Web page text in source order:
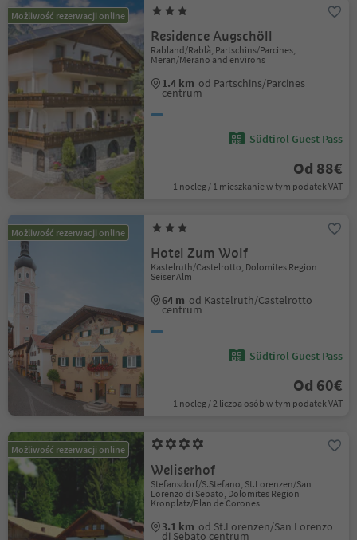
Możliwość rezerwacji online
Residence Augschöll
Rabland/Rablà, Partschins/Parcines,
Meran/Merano and environs
1.4 km od Partschins/Parcines
centrum
Südtirol Guest Pass
Od 88€
1 nocleg / 1 mieszkanie w tym podatek VAT
Możliwość rezerwacji online
Hotel Zum Wolf
Kastelruth/Castelrotto, Dolomites Region
Seiser Alm
64 m od Kastelruth/Castelrotto
centrum
Südtirol Guest Pass
Od 60€
1 nocleg / 2 liczba osób w tym podatek VAT
Możliwość rezerwacji online
Weliserhof
Stefansdorf/S.Stefano, St.Lorenzen/San
Lorenzo di Sebato, Dolomites Region
Kronplatz/Plan de Corones
3.1 km od St.Lorenzen/San Lorenzo
di Sebato centrum